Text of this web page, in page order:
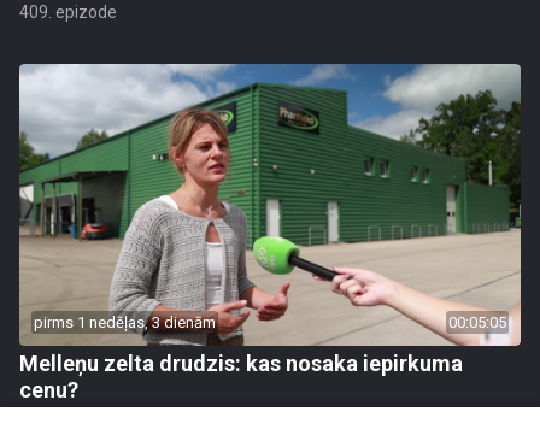
409. epizode
pirms 1 nedēļas, 3 dienām 00:05:05
Melleņu zelta drudzis: kas nosaka iepirkuma
cenu?